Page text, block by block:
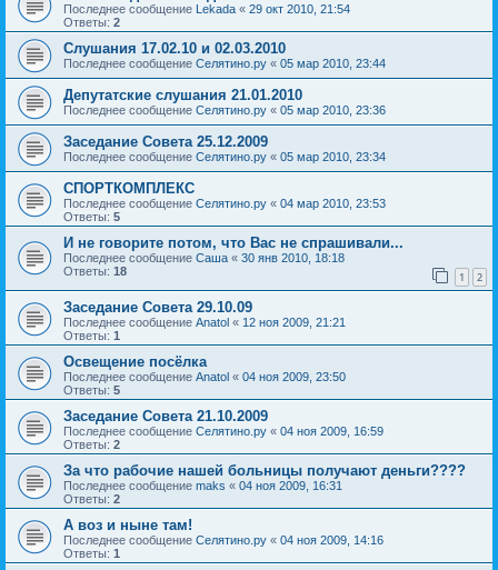
Последнее сообщение Lekada « 29 окт 2010, 21:54
Ответы: 2
Слушания 17.02.10 и 02.03.2010
Последнее сообщение Селятино.ру « 05 мар 2010, 23:44
Депутатские слушания 21.01.2010
Последнее сообщение Селятино.ру « 05 мар 2010, 23:36
Заседание Совета 25.12.2009
Последнее сообщение Селятино.ру « 05 мар 2010, 23:34
СПОРТКОМПЛЕКС
Последнее сообщение Селятино.ру « 04 мар 2010, 23:53
Ответы: 5
И не говорите потом, что Вас не спрашивали...
Последнее сообщение Саша « 30 янв 2010, 18:18
Ответы: 18 1 2
Заседание Совета 29.10.09
Последнее сообщение Anatol « 12 ноя 2009, 21:21
Ответы: 1
Освещение посёлка
Последнее сообщение Anatol « 04 ноя 2009, 23:50
Ответы: 5
Заседание Совета 21.10.2009
Последнее сообщение Селятино.ру « 04 ноя 2009, 16:59
Ответы: 2
За что рабочие нашей больницы получают деньги????
Последнее сообщение maks « 04 ноя 2009, 16:31
Ответы: 2
А воз и ныне там!
Последнее сообщение Селятино.ру « 04 ноя 2009, 14:16
Ответы: 1